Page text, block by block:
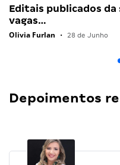
Editais publicados
vagas…
Olivia Furlan • 28 de Junho
Depoimentos